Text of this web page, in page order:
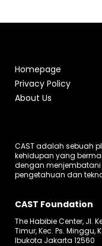
Homepage
Privacy Policy
About Us
CAST adalah sebuah
kehidupan yang
dengan
pengetahuan dan
CAST Foundation
The Habibie Center, Jl.
Timur, Kec. Ps.
Ibukota Jakarta 12560